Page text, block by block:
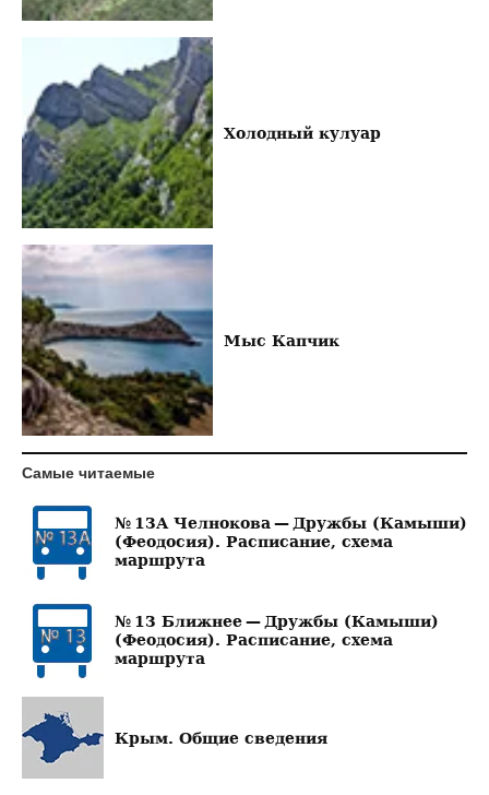
Холодный кулуар
Мыс Капчик
Самые читаемые
№ 13А Челнокова — Дружбы (Камыши)
(Феодосия). Расписание, схема
маршрута
№ 13 Ближнее — Дружбы (Камыши)
(Феодосия). Расписание, схема
маршрута
Крым. Общие сведения